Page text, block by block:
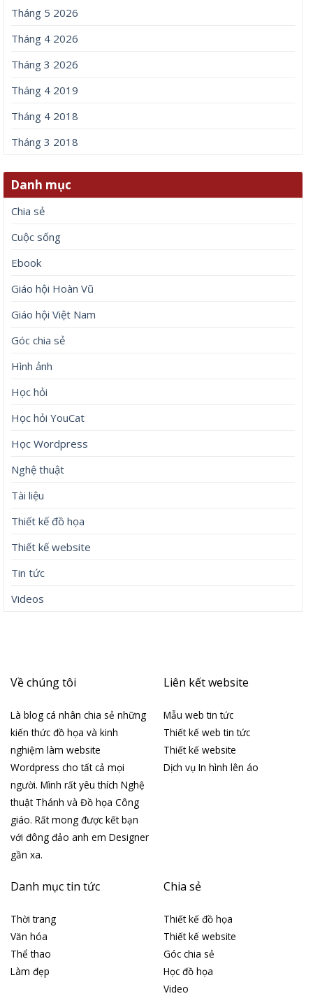
Tháng 5 2026
Tháng 4 2026
Tháng 3 2026
Tháng 4 2019
Tháng 4 2018
Tháng 3 2018
Danh mục
Chia sẻ
Cuộc sống
Ebook
Giáo hội Hoàn Vũ
Giáo hội Việt Nam
Góc chia sẻ
Hình ảnh
Học hỏi
Học hỏi YouCat
Học Wordpress
Nghệ thuật
Tài liệu
Thiết kế đồ họa
Thiết kế website
Tin tức
Videos
Về chúng tôi
Là blog cá nhân chia sẻ những
kiến thức đồ họa và kinh
nghiệm làm website
Wordpress cho tất cả mọi
người. Mình rất yêu thích Nghệ
thuật Thánh và Đồ họa Công
giáo. Rất mong được kết bạn
với đông đảo anh em Designer
gần xa.
Liên kết website
Mẫu web tin tức
Thiết kế web tin tức
Thiết kế website
Dịch vụ In hình lên áo
Danh mục tin tức
Thời trang
Văn hóa
Thể thao
Làm đẹp
Chia sẻ
Thiết kế đồ họa
Thiết kế website
Góc chia sẻ
Học đồ họa
Video